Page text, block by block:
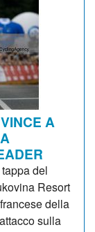
A
del
Resort
della
sulla